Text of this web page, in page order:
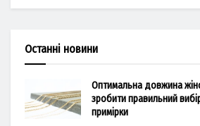
Останні новини
Оптимальна довжина
зробити правильний
примірки